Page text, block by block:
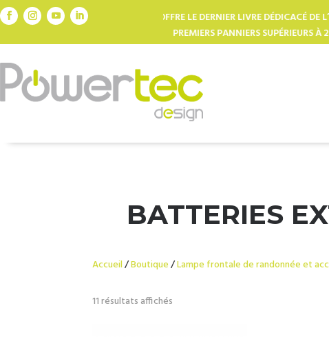
LE DERNIER LIVRE DÉDICACÉ DE L’AVENTURIER CÉDRIC TASSAN
PREMIERS PANNIERS SUPÉRIEURS À 245€ : CODE WAKHIS
BATTERIES
Accueil/Boutique/Lampe frontale de randonnée et
11 résultats affichés